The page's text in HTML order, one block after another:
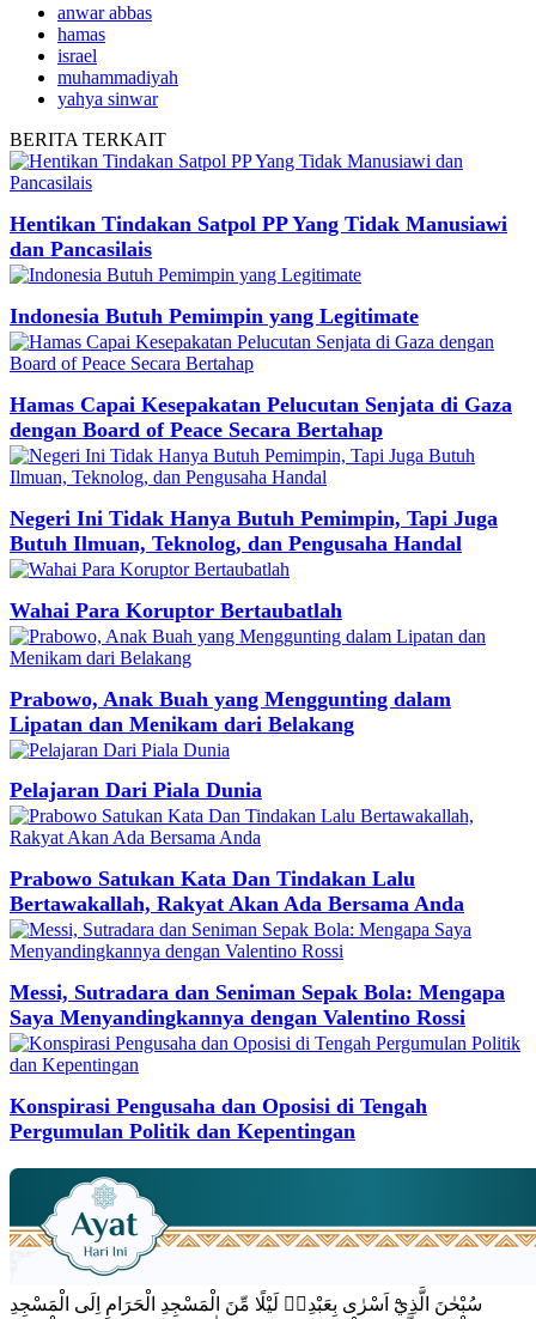
anwar abbas
hamas
israel
muhammadiyah
yahya sinwar
BERITA TERKAIT
Hentikan Tindakan Satpol PP Yang Tidak Manusiawi
dan Pancasilais
Indonesia Butuh Pemimpin yang Legitimate
Hamas Capai Kesepakatan Pelucutan Senjata di Gaza
dengan Board of Peace Secara Bertahap
Negeri Ini Tidak Hanya Butuh Pemimpin, Tapi Juga
Butuh Ilmuan, Teknolog, dan Pengusaha Handal
Wahai Para Koruptor Bertaubatlah
Prabowo, Anak Buah yang Menggunting dalam
Lipatan dan Menikam dari Belakang
Pelajaran Dari Piala Dunia
Prabowo Satukan Kata Dan Tindakan Lalu
Bertawakallah, Rakyat Akan Ada Bersama Anda
Messi, Sutradara dan Seniman Sepak Bola: Mengapa
Saya Menyandingkannya dengan Valentino Rossi
Konspirasi Pengusaha dan Oposisi di Tengah
Pergumulan Politik dan Kepentingan
سُبْحٰنَ الَّذِيْٓ اَسْرٰى بِعَبْدِهٖ لَيْلًا مِّنَ الْمَسْجِدِ الْحَرَامِ اِلَى الْمَسْجِدِ